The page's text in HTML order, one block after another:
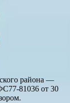
района —
81036 от 30